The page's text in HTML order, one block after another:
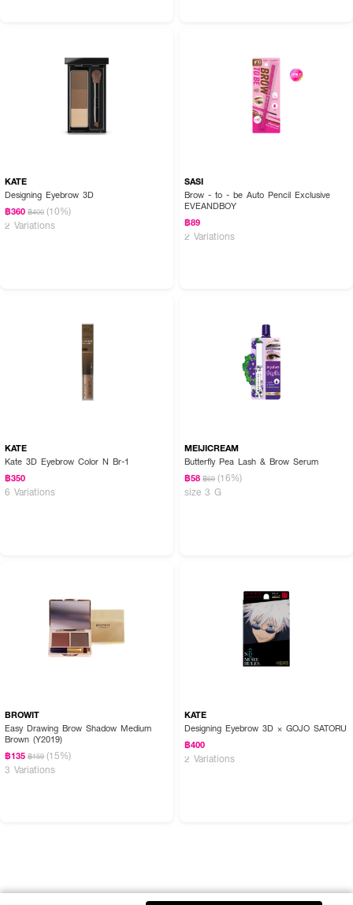
KATE
Designing Eyebrow 3D
฿360 ฿400 (10%)
2 Variations
SASI
Brow - to - be Auto Pencil Exclusive
EVEANDBOY
฿89
2 Variations
KATE
Kate 3D Eyebrow Color N Br-1
฿350
6 Variations
MEIJICREAM
Butterfly Pea Lash & Brow Serum
฿58 ฿69 (16%)
size 3 G
BROWIT
Easy Drawing Brow Shadow Medium
Brown (Y2019)
฿135 ฿159 (15%)
3 Variations
KATE
Designing Eyebrow 3D × GOJO SATORU
฿400
2 Variations